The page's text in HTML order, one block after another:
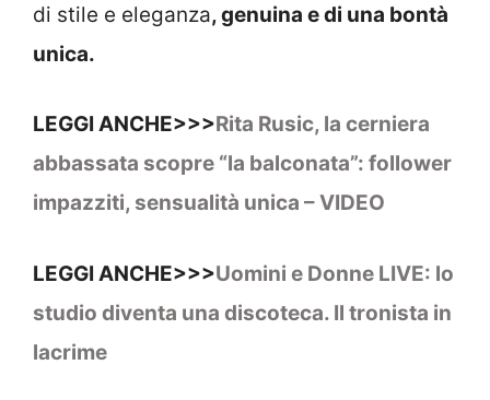
di stile e eleganza, genuina e di una bontà
unica.
LEGGI ANCHE>>>Rita Rusic, la cerniera
abbassata scopre “la balconata”: follower
impazziti, sensualità unica – VIDEO
LEGGI ANCHE>>>Uomini e Donne LIVE: lo
studio diventa una discoteca. Il tronista in
lacrime